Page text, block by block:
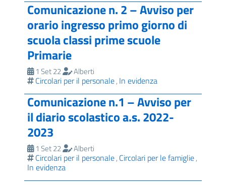
Comunicazione n. 2 – Avviso per
orario ingresso primo giorno di
scuola classi prime scuole
Primarie
1 Set 22 Alberti
Circolari per il personale, In evidenza
Comunicazione n.1 – Avviso per
il diario scolastico a.s. 2022-
2023
1 Set 22 Alberti
Circolari per il personale, Circolari per le famiglie,
In evidenza